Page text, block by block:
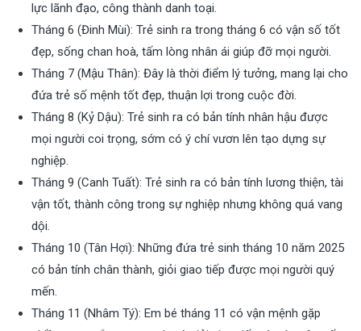
lực lãnh đạo, công thành danh toại.
Tháng 6 (Đinh Mùi): Trẻ sinh ra trong tháng 6 có vận số tốt
đẹp, sống chan hoà, tấm lòng nhân ái giúp đỡ mọi người.
Tháng 7 (Mậu Thân): Đây là thời điểm lý tưởng, mang lại cho
đứa trẻ số mệnh tốt đẹp, thuận lợi trong cuộc đời.
Tháng 8 (Kỷ Dậu): Trẻ sinh ra có bản tính nhân hậu được
mọi người coi trọng, sớm có ý chí vươn lên tạo dựng sự
nghiệp.
Tháng 9 (Canh Tuất): Trẻ sinh ra có bản tính lương thiện, tài
vận tốt, thành công trong sự nghiệp nhưng không quá vang
dội.
Tháng 10 (Tân Hợi): Những đứa trẻ sinh tháng 10 năm 2025
có bản tính chân thành, giỏi giao tiếp được mọi người quý
mến.
Tháng 11 (Nhâm Tý): Em bé tháng 11 có vận mệnh gặp